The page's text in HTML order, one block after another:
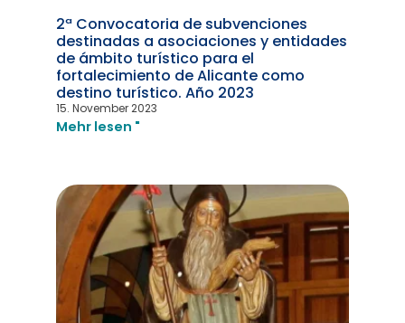
2ª Convocatoria de subvenciones
destinadas a asociaciones y entidades
de ámbito turístico para el
fortalecimiento de Alicante como
destino turístico. Año 2023
15. November 2023
Mehr lesen "